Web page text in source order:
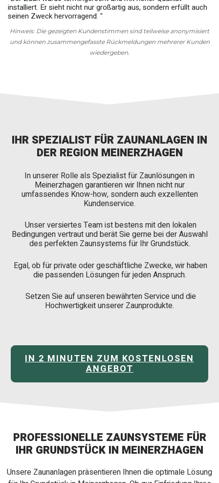
installiert. Er sieht nicht nur großartig aus, sondern erfüllt auch
seinen Zweck hervorragend. "
Hinweis: Die gezeigten Kundenstimmen sind teilweise anonymisiert
und können zusammengefasste Rückmeldungen mehrerer Kunden
wiedergeben.
IHR SPEZIALIST FÜR ZAUNANLAGEN IN
DER REGION MEINERZHAGEN
In unserer Rolle als Spezialist für Zaunlösungen in
Meinerzhagen garantieren wir Ihnen nicht nur
umfassendes Know-how, sondern auch exzellenten
Kundenservice.
Unser versiertes Team ist bestens mit den lokalen
Bedingungen vertraut und berät Sie gerne bei der Auswahl
des perfekten Zaunsystems für Ihr Grundstück.
Egal, ob für private oder geschäftliche Zwecke, wir haben
die passenden Lösungen für jeden Anspruch.
Setzen Sie auf unseren bewährten Service und die
Hochwertigkeit unserer Zaunprodukte.
IN 2 MINUTEN ZUM KOSTENLOSEN
ANGEBOT
PROFESSIONELLE ZAUNSYSTEME FÜR
IHR GRUNDSTÜCK IN MEINERZHAGEN
Unsere Zaunanlagen präsentieren Ihnen die optimale Lösung